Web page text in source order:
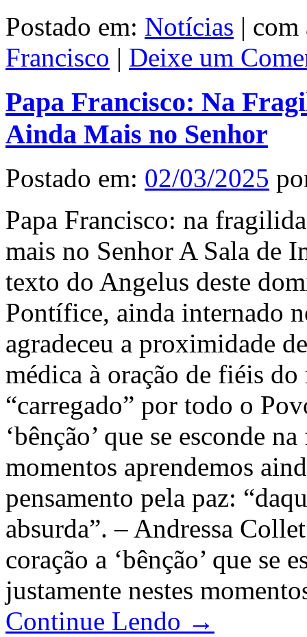
Postado em: Notícias | com
Francisco | Deixe um
Papa Francisco: Na
Ainda Mais no Senhor
Postado em: 02/03/2025
Papa Francisco: na
mais no Senhor A Sala de
texto do Angelus deste
Pontífice, ainda internado
agradeceu a proximidade
médica à oração de fiéis
“carregado” por todo o
‘bênção’ que se esconde
momentos aprendemos
pensamento pela paz:
absurda”. – Andressa
coração a ‘bênção’ que se
justamente nestes
Continue Lendo →